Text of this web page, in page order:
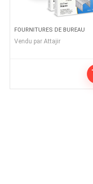
FOURNITURES DE BUREAU
Vendu par Attajir